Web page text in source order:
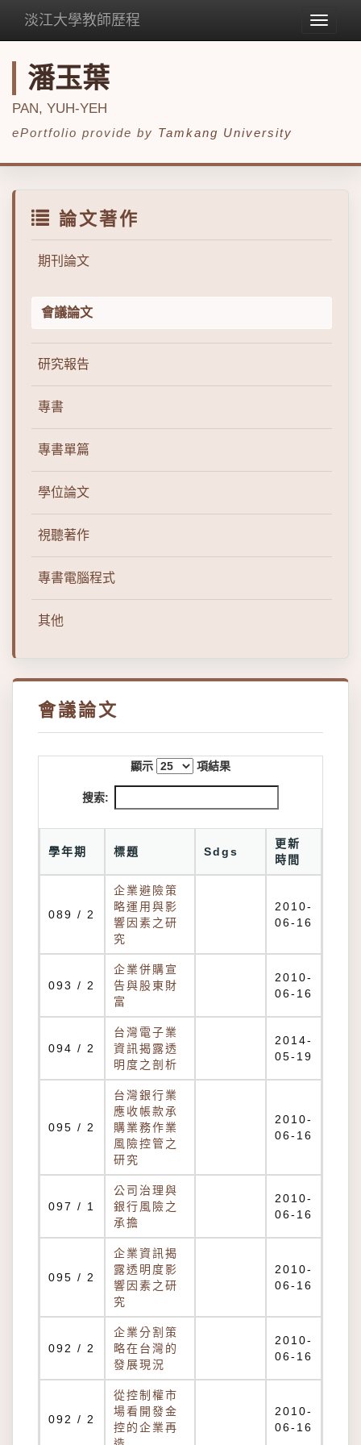
Toggle
淡江大學教師歷程
潘玉葉
PAN, YUH-YEH
ePortfolio provide by Tamkang University
論文著作
期刊論文
會議論文
研究報告
專書
專書單篇
學位論文
視聽著作
專書電腦程式
其他
會議論文
顯示 項結果
搜索:
學年期 標題 Sdgs
更新
時間
089 / 2
企業避險策
略運用與影
響因素之研
究
2010-
06-16
093 / 2
企業併購宣
告與股東財
富
2010-
06-16
094 / 2
台灣電子業
資訊揭露透
明度之剖析
2014-
05-19
095 / 2
台灣銀行業
應收帳款承
購業務作業
風險控管之
研究
2010-
06-16
097 / 1
公司治理與
銀行風險之
承擔
2010-
06-16
095 / 2
企業資訊揭
露透明度影
響因素之研
究
2010-
06-16
092 / 2
企業分割策
略在台灣的
發展現況
2010-
06-16
092 / 2
從控制權市
場看開發金
控的企業再
2010-
06-16